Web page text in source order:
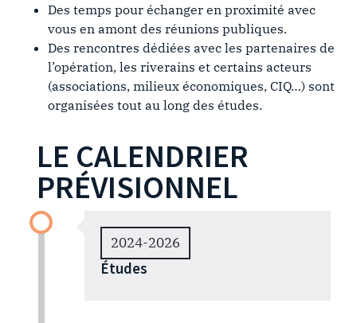
Des temps pour échanger en proximité avec
vous en amont des réunions publiques.
Des rencontres dédiées avec les partenaires de
l’opération, les riverains et certains acteurs
(associations, milieux économiques, CIQ…) sont
organisées tout au long des études.
LE CALENDRIER
PRÉVISIONNEL
2024-2026
Études